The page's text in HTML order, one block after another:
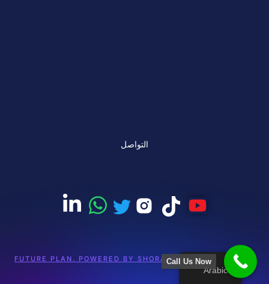
التواصل
Arabic
Call Us Now